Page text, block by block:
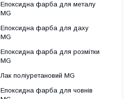
Епоксидна фарба для металу
MG
Епоксидна фарба для даху
MG
Епоксидна фарба для розмітки
MG
Лак поліуретановий MG
Епоксидна фарба для човнів